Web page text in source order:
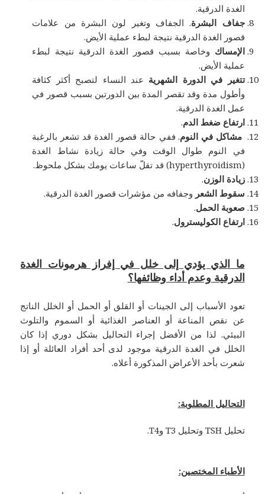
الغدة الدرقية.
جفاف البشرة. الجفاف وتغير لون البشرة من علامات
قصور الغدة الدرقية نتيجة لبطء عملية الأيض.
الإمساك وخاصة بسبب قصور الغدة الدرقية نتيجة لبطء
عملية الأيض.
تتغير في الدورة الشهرية عند النساء لتصبح أكثر كثافة
وأطول مدة وقد تقصر المدة بين الدورتين بسبب قصور في
عمل الغدة الدرقية.
ارتفاع ضغط الدم.
مشاكل في النوم. ففي حالة قصور الغدة قد تشعر بالرغبة
في النوم طوال الوقت وفي حالة زيادة نشاط الغدة
(hyperthyroidism) قد تقلّ ساعات يومك بشكل ملحوظ.
زيادة الوزن.
سقوط الشعر وجفافه من مؤشرات قصور الغدة الدرقية.
صعوبة الحمل.
ارتفاع الكوليسترول.
ما الذي يؤدي إلى خلل في إفراز هرمونات الغدة
الدرقية وعدم أداء وظائفها؟
تعود الأسباب إلى الجينات أو القلق أو الحمل أو الخلل الناتج
عن نقص المناعة أو العناصر الغذائية أو السموم والتلوث
البيئي. لذا من الأفضل إجراء التحاليل بشكل دوري إذا كان
الخلل في الغدة الدرقية موجود لدى أحد أفراد العائلة أو إذا
شعرت بأحد الأعراض المذكورة أعلاه.
التحاليل المطلوبة:
تحليل TSH وتحليل T3 وT4.
الأطباء المختصين: